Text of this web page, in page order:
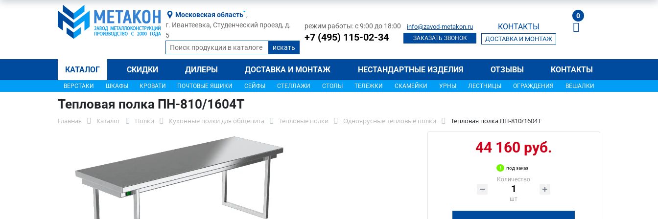
Московская область ,
г. Ивантеевка, Студенческий проезд, д.
5
режим работы: с 9:00 до 18:00
+7 (495) 115-02-34
info@zavod-metakon.ru
ЗАКАЗАТЬ ЗВОНОК
КОНТАКТЫ
ДОСТАВКА И МОНТАЖ
0
КАТАЛОГ СКИДКИ ДИЛЕРЫ ДОСТАВКА И МОНТАЖ НЕСТАНДАРТНЫЕ ИЗДЕЛИЯ ОТЗЫВЫ КОНТАКТЫ
ВЕРСТАКИ ШКАФЫ КРОВАТИ ПОЧТОВЫЕ ЯЩИКИ СЕЙФЫ СТЕЛЛАЖИ СТОЛЫ ТЕЛЕЖКИ СКАМЕЙКИ УРНЫ ЛЕСТНИЦЫ ОГРАЖДЕНИЯ ВЕШАЛКИ
Тепловая полка ПН-810/1604Т
Главная Каталог Полки Кухонные полки для общепита Тепловые полки Одноярусные тепловые полки Тепловая полка ПН-810/1604Т
44 160 руб.
под заказ
Количество
шт